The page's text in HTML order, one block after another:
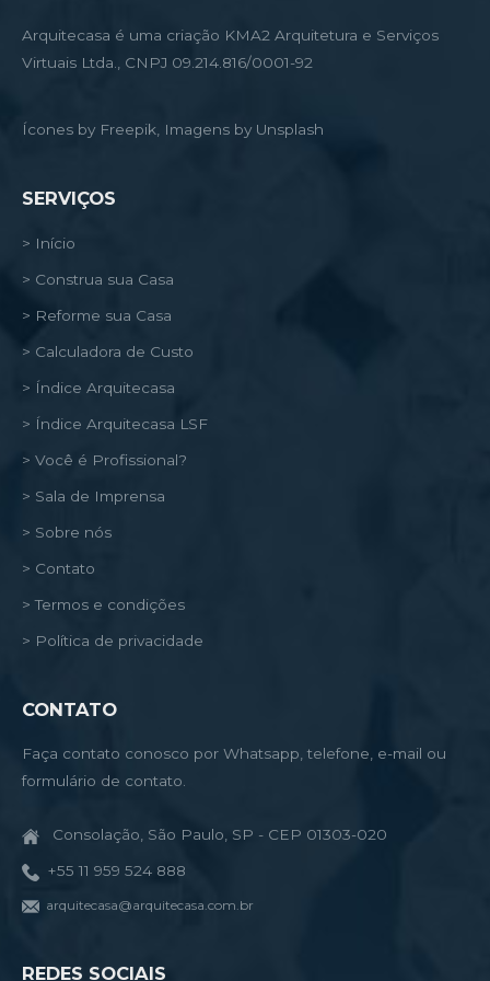
Arquitecasa é uma criação KMA2 Arquitetura e Serviços
Virtuais Ltda., CNPJ 09.214.816/0001-92
Ícones by Freepik, Imagens by Unsplash
SERVIÇOS
> Início
> Construa sua Casa
> Reforme sua Casa
> Calculadora de Custo
> Índice Arquitecasa
> Índice Arquitecasa LSF
> Você é Profissional?
> Sala de Imprensa
> Sobre nós
> Contato
> Termos e condições
> Política de privacidade
CONTATO
Faça contato conosco por Whatsapp, telefone, e-mail ou
formulário de contato.
Consolação, São Paulo, SP - CEP 01303-020
+55 11 959 524 888
arquitecasa@arquitecasa.com.br
REDES SOCIAIS